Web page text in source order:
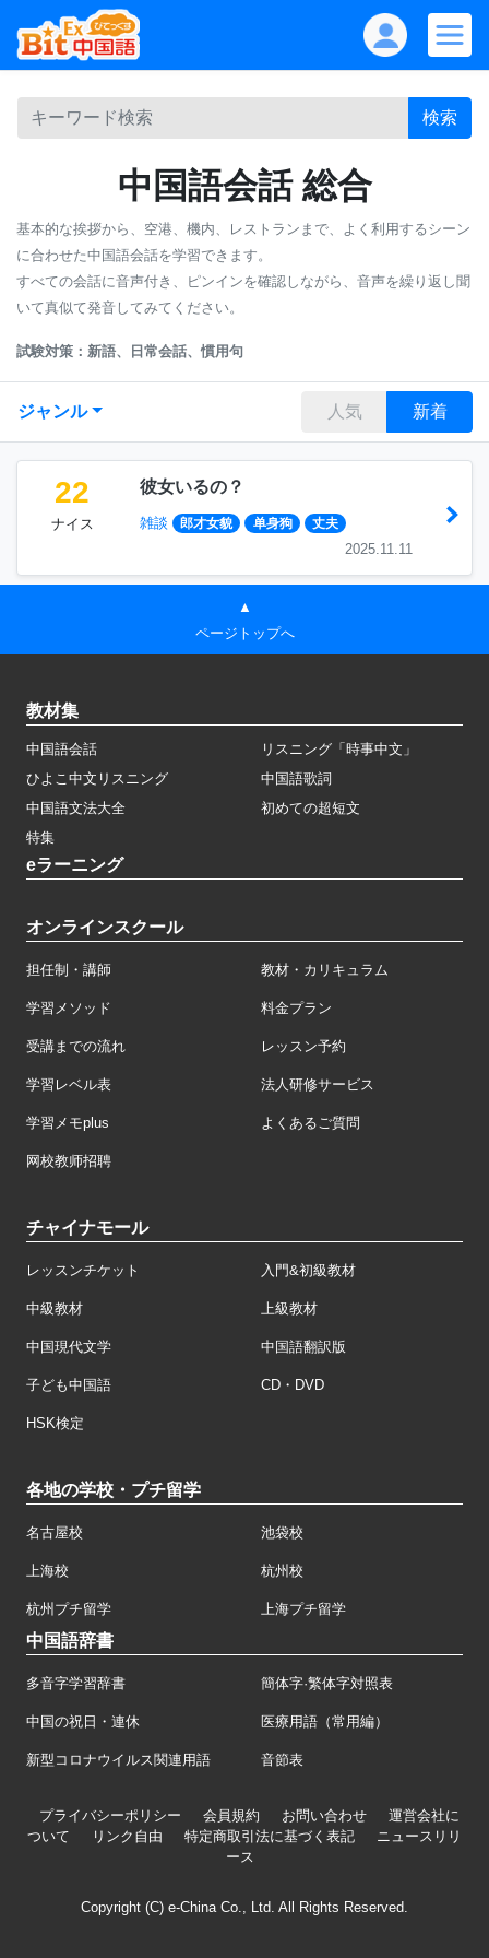
検索
中国語会話 総合
基本的な挨拶から、空港、機内、レストランまで、よく利用するシーン
に合わせた中国語会話を学習できます。
すべての会話に音声付き、ピンインを確認しながら、音声を繰り返し聞
いて真似て発音してみてください。
試験対策：新語、日常会話、慣用句
ジャンル 人気 新着
22
ナイス
彼女いるの？
雑談 郎才女貌 单身狗 丈夫
2025.11.11
▲
ページトップへ
教材集
中国語会話
リスニング「時事中文」
ひよこ中文リスニング
中国語歌詞
中国語文法大全
初めての超短文
特集
eラーニング
オンラインスクール
担任制・講師 教材・カリキュラム
学習メソッド 料金プラン
受講までの流れ レッスン予約
学習レベル表 法人研修サービス
学習メモplus よくあるご質問
网校教师招聘
チャイナモール
レッスンチケット 入門&初級教材
中級教材 上級教材
中国現代文学 中国語翻訳版
子ども中国語 CD・DVD
HSK検定
各地の学校・プチ留学
名古屋校 池袋校
上海校 杭州校
杭州プチ留学 上海プチ留学
中国語辞書
多音字学習辞書 簡体字·繁体字対照表
中国の祝日・連休 医療用語（常用編）
新型コロナウイルス関連用語 音節表
プライバシーポリシー 会員規約 お問い合わせ
運営会社に
ついて
リンク自由 特定商取引法に基づく表記
ニュースリリ
ース
Copyright (C) e-China Co., Ltd. All Rights Reserved.